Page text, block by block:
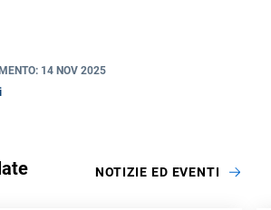
14 NOV 2025
NOTIZIE ED EVENTI